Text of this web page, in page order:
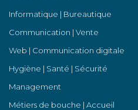
Informatique | Bureautique
Communication | Vente
Web | Communication digitale
Hygiène | Santé | Sécurité
Management
Métiers de bouche | Accueil